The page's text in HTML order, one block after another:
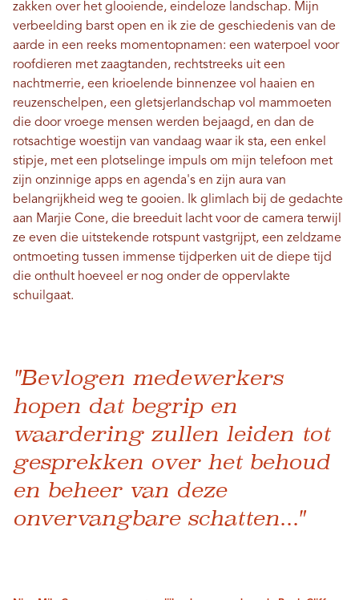
zakken over het glooiende, eindeloze landschap. Mijn
verbeelding barst open en ik zie de geschiedenis van de
aarde in een reeks momentopnamen: een waterpoel voor
roofdieren met zaagtanden, rechtstreeks uit een
nachtmerrie, een krioelende binnenzee vol haaien en
reuzenschelpen, een gletsjerlandschap vol mammoeten
die door vroege mensen werden bejaagd, en dan de
rotsachtige woestijn van vandaag waar ik sta, een enkel
stipje, met een plotselinge impuls om mijn telefoon met
zijn onzinnige apps en agenda's en zijn aura van
belangrijkheid weg te gooien. Ik glimlach bij de gedachte
aan Marjie Cone, die breeduit lacht voor de camera terwijl
ze even die uitstekende rotspunt vastgrijpt, een zeldzame
ontmoeting tussen immense tijdperken uit de diepe tijd
die onthult hoeveel er nog onder de oppervlakte
schuilgaat.
"Bevlogen medewerkers
hopen dat begrip en
waardering zullen leiden tot
gesprekken over het behoud
en beheer van deze
onvervangbare schatten..."